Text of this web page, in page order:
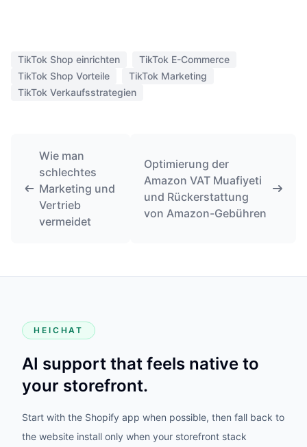
TikTok Shop einrichten
TikTok E-Commerce
TikTok Shop Vorteile
TikTok Marketing
TikTok Verkaufsstrategien
Wie man
schlechtes
Marketing und
Vertrieb
vermeidet
Optimierung der
Amazon VAT Muafiyeti
und Rückerstattung
von Amazon-Gebühren
HEICHAT
AI support that feels native to
your storefront.
Start with the Shopify app when possible, then fall back to
the website install only when your storefront stack